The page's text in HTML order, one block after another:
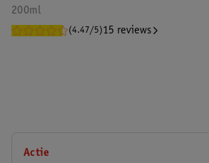
200ml
(4.47/5)15 reviews
Actie